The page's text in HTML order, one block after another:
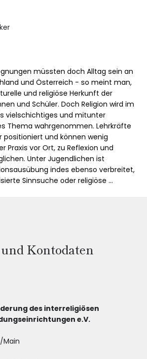
müssten doch Alltag sein an
und Österreich - so meint man,
und religiöse Herkunft der
und Schüler. Doch Religion wird im
vielschichtiges und mitunter
Thema wahrgenommen. Lehrkräfte
positioniert und können wenig
Praxis vor Ort, zu Reflexion und
Unter Jugendlichen ist
indes ebenso verbreitet,
Sinnsuche oder religiöse
jedoch viel zu selten als
Religion. Was heißt es, in der
und interkulturelle
dem Judentum wichtige
ist mir ein Anliegen, Schülerinnen
Begegnungen mit Menschen
Kontodaten
des interreligiösen
e.V.
Main